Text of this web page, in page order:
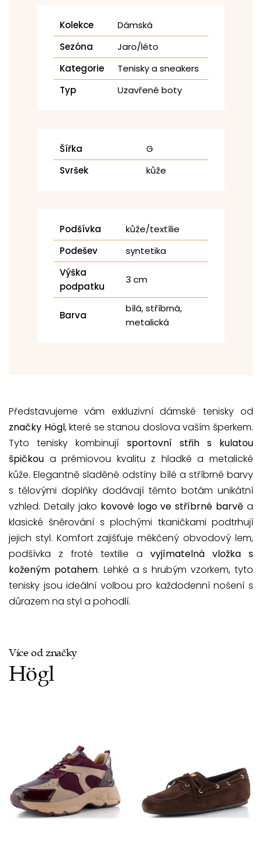
Kolekce
Dámská
Sezóna
Jaro/léto
Kategorie
Tenisky a sneakers
Typ
Uzavřené boty
Šířka
G
Svršek
kůže
Podšívka
kůže/textílie
Podešev
syntetika
Výška
podpatku
3 cm
Barva
bílá, stříbrná,
metalická
Představujeme vám exkluzivní dámské tenisky od
značky Högl, které se stanou doslova vaším šperkem.
Tyto tenisky kombinují sportovní střih s kulatou
špičkou a prémiovou kvalitu z hladké a metalické
kůže. Elegantně sladěné odstíny bílé a stříbrné barvy
s tělovými doplňky dodávají těmto botám unikátní
vzhled. Detaily jako kovové logo ve stříbrné barvě a
klasické šněrování s plochými tkaničkami podtrhují
jejich styl. Komfort zajišťuje měkčený obvodový lem,
podšívka z froté textilie a vyjímatelná vložka s
koženým potahem. Lehké a s hrubým vzorkem, tyto
tenisky jsou ideální volbou pro každodenní nošení s
důrazem na styl a pohodlí.
Více od značky
Högl